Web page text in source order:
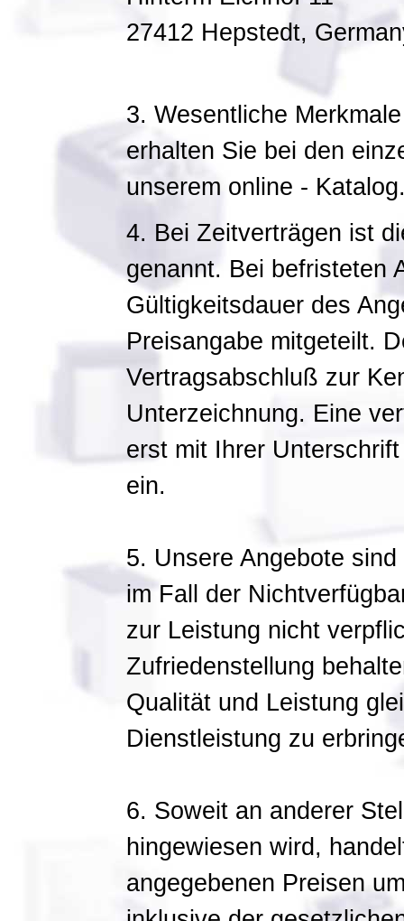
27412 Hepstedt,
3. Wesentliche
erhalten Sie bei den
unserem online -
4. Bei Zeitverträgen ist
genannt. Bei befristeten
Gültigkeitsdauer des
Preisangabe mitgeteilt.
Vertragsabschluß zur
Unterzeichnung. Eine
erst mit Ihrer
ein.
5. Unsere Angebote
im Fall der
zur Leistung nicht
Zufriedenstellung
Qualität und Leistung
Dienstleistung zu
6. Soweit an anderer
hingewiesen wird,
angegebenen Preisen